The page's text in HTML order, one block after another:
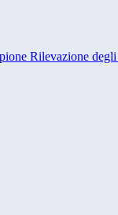
Rilevazione degli